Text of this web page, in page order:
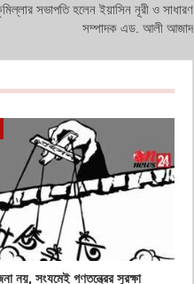
সভাপতি হলেন ইয়াসিন নূরী ও সাধারণ
সম্পাদক এড. আলী আজাদ
নয়, সংযমেই গণতন্ত্রের সুরক্ষা